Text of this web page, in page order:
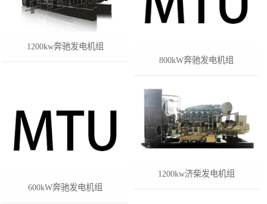
1200kw奔驰发电机组
800kW奔驰发电机组
600kW奔驰发电机组
1200kw济柴发电机组